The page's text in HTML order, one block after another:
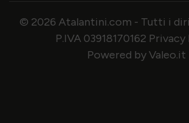
© 2026 Atalantini.com - Tutti i
P.IVA 03918170162 Privacy
Powered by Valeo.it